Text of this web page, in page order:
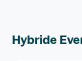
Hybride